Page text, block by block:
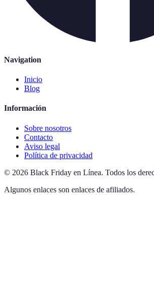
Navigation
Inicio
Blog
Información
Sobre nosotros
Contacto
Aviso legal
Política de privacidad
© 2026 Black Friday en Línea. Todos los
Algunos enlaces son enlaces de afiliados.